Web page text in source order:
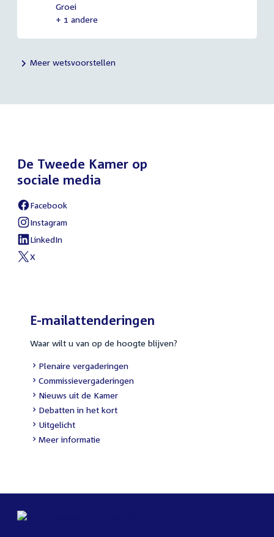
Groei
+ 1 andere
Meer wetsvoorstellen
De Tweede Kamer op
sociale media
Facebook
Instagram
LinkedIn
X
E-mailattenderingen
Waar wilt u van op de hoogte blijven?
Plenaire vergaderingen
Commissievergaderingen
Nieuws uit de Kamer
Debatten in het kort
Uitgelicht
Meer informatie